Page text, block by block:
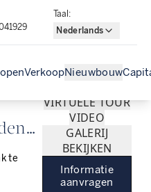
Taal :
Nederlands
VerkoopNieuwbouw
VIRTUELE TOUR
VIDEO
GALERIJ
BEKIJKEN
Informatie
aanvragen